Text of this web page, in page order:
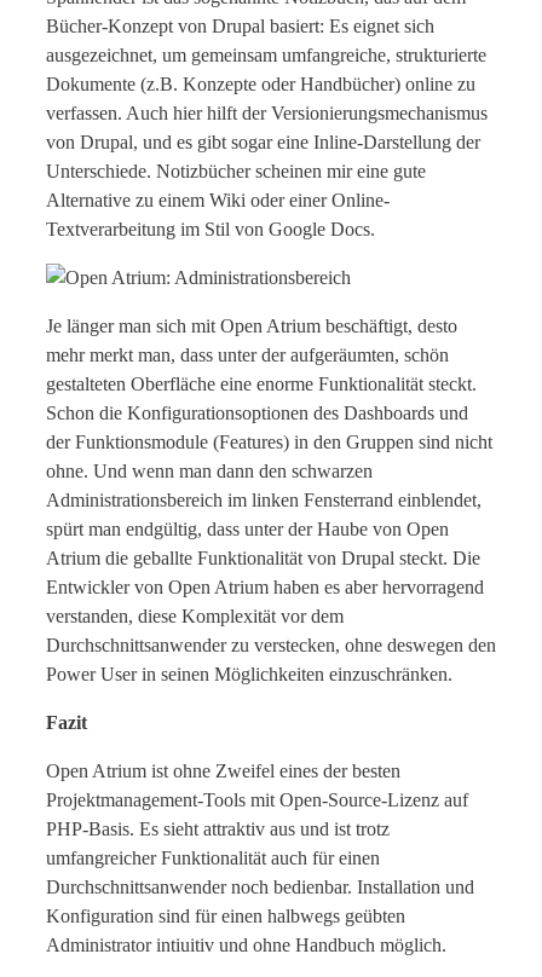
Bücher-Konzept von Drupal basiert: Es eignet sich
ausgezeichnet, um gemeinsam umfangreiche, strukturierte
Dokumente (z.B. Konzepte oder Handbücher) online zu
verfassen. Auch hier hilft der Versionierungsmechanismus
von Drupal, und es gibt sogar eine Inline-Darstellung der
Unterschiede. Notizbücher scheinen mir eine gute
Alternative zu einem Wiki oder einer Online-
Textverarbeitung im Stil von Google Docs.
Je länger man sich mit Open Atrium beschäftigt, desto
mehr merkt man, dass unter der aufgeräumten, schön
gestalteten Oberfläche eine enorme Funktionalität steckt.
Schon die Konfigurationsoptionen des Dashboards und
der Funktionsmodule (Features) in den Gruppen sind nicht
ohne. Und wenn man dann den schwarzen
Administrationsbereich im linken Fensterrand einblendet,
spürt man endgültig, dass unter der Haube von Open
Atrium die geballte Funktionalität von Drupal steckt. Die
Entwickler von Open Atrium haben es aber hervorragend
verstanden, diese Komplexität vor dem
Durchschnittsanwender zu verstecken, ohne deswegen den
Power User in seinen Möglichkeiten einzuschränken.
Fazit
Open Atrium ist ohne Zweifel eines der besten
Projektmanagement-Tools mit Open-Source-Lizenz auf
PHP-Basis. Es sieht attraktiv aus und ist trotz
umfangreicher Funktionalität auch für einen
Durchschnittsanwender noch bedienbar. Installation und
Konfiguration sind für einen halbwegs geübten
Administrator intiuitiv und ohne Handbuch möglich.